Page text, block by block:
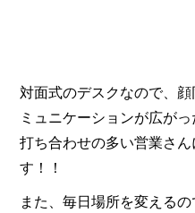
対面式のデスクなので、
ミュニケーションが広が
打ち合わせの多い営業さ
す！！
また、毎日場所を変える